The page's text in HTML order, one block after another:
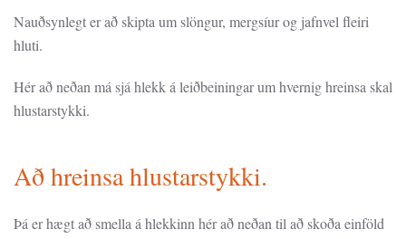
Nauðsynlegt er að skipta um slöngur, mergsíur og jafnvel fleiri
hluti.
Hér að neðan má sjá hlekk á leiðbeiningar um hvernig hreinsa skal
hlustarstykki.
Að hreinsa hlustarstykki.
Þá er hægt að smella á hlekkinn hér að neðan til að skoða einföld